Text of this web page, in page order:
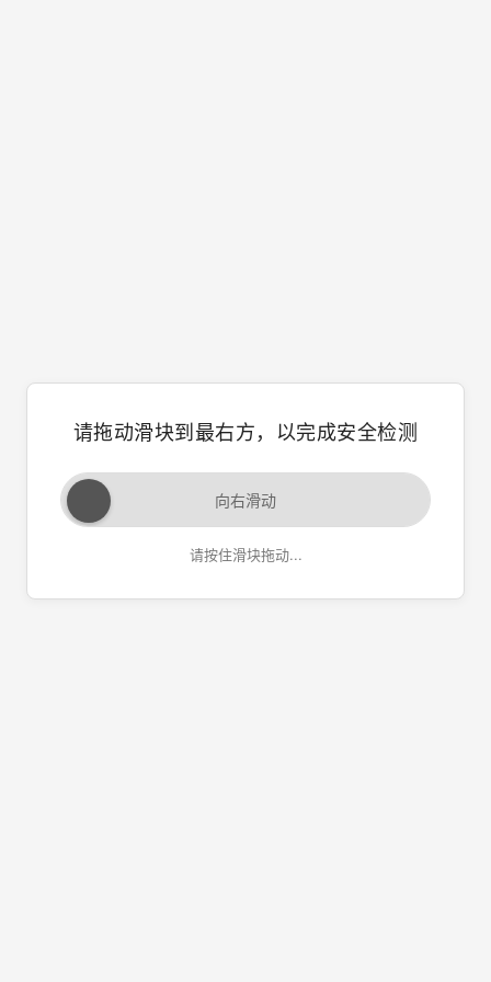
请拖动滑块到最右方，以完成安全检测
向右滑动
请按住滑块拖动...